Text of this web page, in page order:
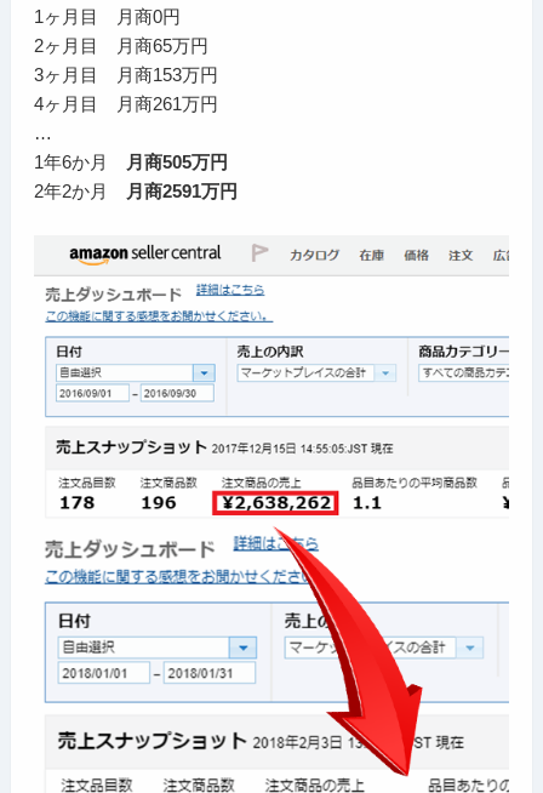
1ヶ月目 月商0円
2ヶ月目 月商65万円
3ヶ月目 月商153万円
4ヶ月目 月商261万円
…
1年6か月
月商505万円
2年2か月
月商2591万円